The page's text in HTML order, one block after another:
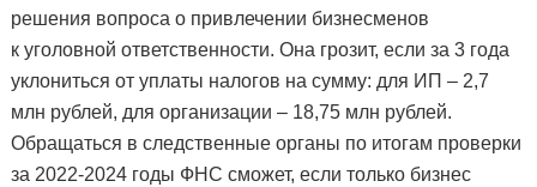
решения вопроса о привлечении бизнесменов
к уголовной ответственности. Она грозит, если за 3 года
уклониться от уплаты налогов на сумму: для ИП – 2,7
млн рублей, для организации – 18,75 млн рублей.
Обращаться в следственные органы по итогам проверки
за 2022-2024 годы ФНС сможет, если только бизнес